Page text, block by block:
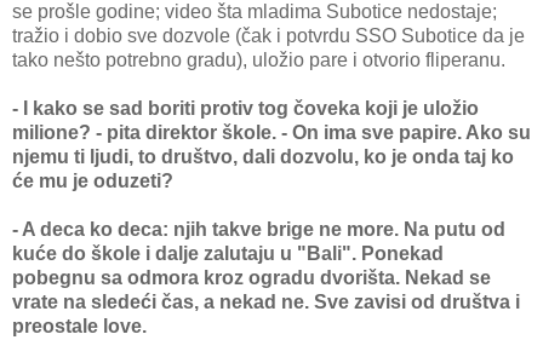
se prošle godine; video šta mladima Subotice nedostaje;
tražio i dobio sve dozvole (čak i potvrdu SSO Subotice da je
tako nešto potrebno gradu), uložio pare i otvorio fliperanu.
- I kako se sad boriti protiv tog čoveka koji je uložio
milione? - pita direktor škole. - On ima sve papire. Ako su
njemu ti ljudi, to društvo, dali dozvolu, ko je onda taj ko
će mu je oduzeti?
- A deca ko deca: njih takve brige ne more. Na putu od
kuće do škole i dalje zalutaju u "Bali". Ponekad
pobegnu sa odmora kroz ogradu dvorišta. Nekad se
vrate na sledeći čas, a nekad ne. Sve zavisi od društva i
preostale love.